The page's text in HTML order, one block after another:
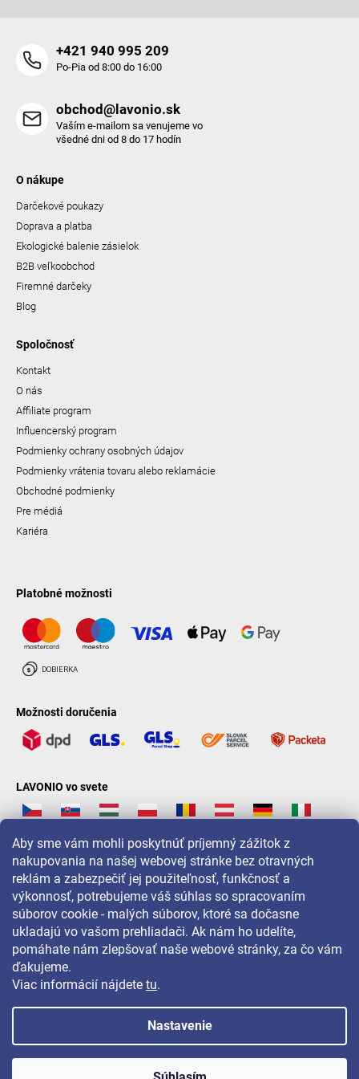
Aby sme vám mohli poskytnúť príjemný zážitok z
nakupovania na našej webovej stránke bez otravných
reklám a zabezpečiť jej použiteľnosť, funkčnosť a
výkonnosť, potrebujeme váš súhlas so spracovaním
súborov cookie - malých súborov, ktoré sa dočasne
ukladajú vo vašom prehliadači. Ak nám ho udelíte,
pomáhate nám zlepšovať naše webové stránky, za čo vám
ďakujeme.
Viac informácií nájdete tu.
Nastavenie
+421 940 995 209
Po-Pia od 8:00 do 16:00
obchod@lavonio.sk
Vaším e-mailom sa venujeme vo
všedné dni od 8 do 17 hodín
O nákupe
Darčekové poukazy
Doprava a platba
Ekologické balenie zásielok
B2B veľkoobchod
Firemné darčeky
Blog
Spoločnosť
Kontakt
O nás
Affiliate program
Influencerský program
Podmienky ochrany osobných údajov
Podmienky vrátenia tovaru alebo reklamácie
Obchodné podmienky
Pre médiá
Kariéra
Platobné možnosti
Možnosti doručenia
LAVONIO vo svete
Pre akcie, súťaže a zľavy nás sledujte na:
Copyright 2026 LAVONIO.sk. Všetky práva vyhradené.